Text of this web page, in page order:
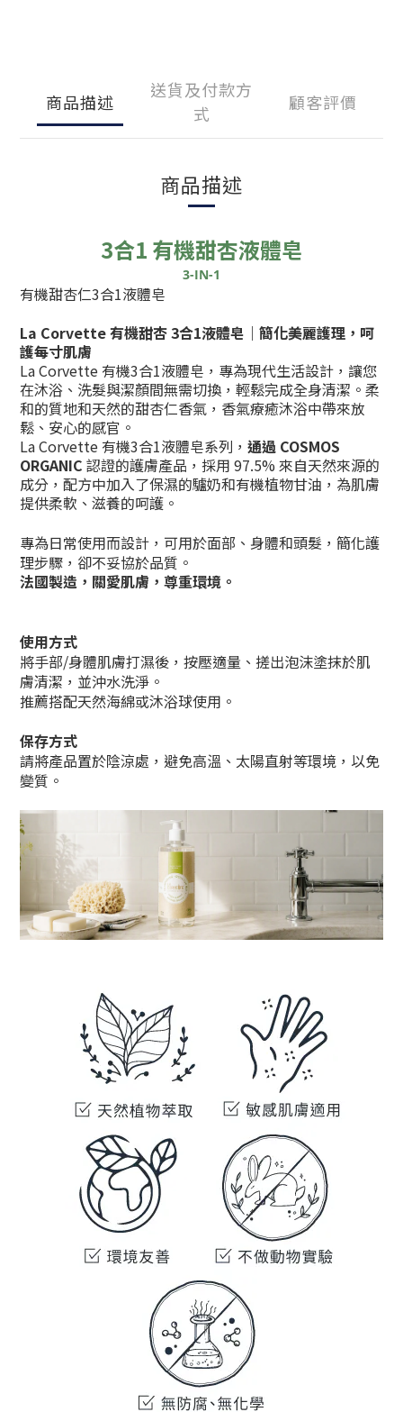
商品描述
送貨及付款方
式
顧客評價
商品描述
3合1 有機甜杏液體皂
3-IN-1
有機甜杏仁3合1液體皂
La Corvette 有機甜杏 3合1液體皂｜簡化美麗護理，呵
護每寸肌膚
La Corvette 有機3合1液體皂，專為現代生活設計，讓您
在沐浴、洗髮與潔顏間無需切換，輕鬆完成全身清潔。柔
和的質地和天然的甜杏仁香氣，香氣療癒沐浴中帶來放
鬆、安心的感官。
La Corvette 有機3合1液體皂系列， 通過 COSMOS
ORGANIC 認證的護膚產品，採用 97.5% 來自天然來源的
成分，配方中加入了保濕的驢奶和有機植物甘油，為肌膚
提供柔軟、滋養的呵護。
專為日常使用而設計，可用於面部、身體和頭髮，簡化護
理步驟，卻不妥協於品質。
法國製造，關愛肌膚，尊重環境。
使用方式
將手部/身體肌膚打濕後，按壓適量、搓出泡沫塗抹於肌
膚清潔，並沖水洗淨。
推薦搭配天然海綿或沐浴球使用。
保存方式
請將產品置於陰涼處，避免高溫、太陽直射等環境，以免
變質。